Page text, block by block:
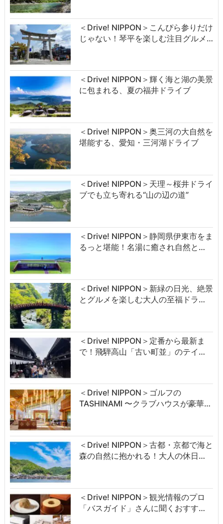
＜Drive! NIPPON＞こんぴら参りだけ
じゃない！琴平を楽しむ注目グルメ…
＜Drive! NIPPON＞輝く海と湖の美景
に包まれる、夏の福井ドライブ
＜Drive! NIPPON＞奥三河の大自然を
堪能する、愛知・三河湖ドライブ
＜Drive! NIPPON＞天理～桜井ドライ
ブでも立ち寄れる“山の辺の道”
＜Drive! NIPPON＞静岡県伊東市をま
るっと堪能！名湯に癒され自然と…
＜Drive! NIPPON＞新緑の日光、絶景
とグルメを楽しむ大人の至福ドラ…
＜Drive! NIPPON＞定番から最新ま
で！飛騨高山「古い町並」のテイ…
＜Drive! NIPPON＞ゴルフの
TASHINAMI 〜クラブハウスが豪華…
＜Drive! NIPPON＞古都・京都で海と
森の自然に抱かれる！大人の休日…
＜Drive! NIPPON＞観光情報のプロ
「バスガイド」さんに聞くおすす…